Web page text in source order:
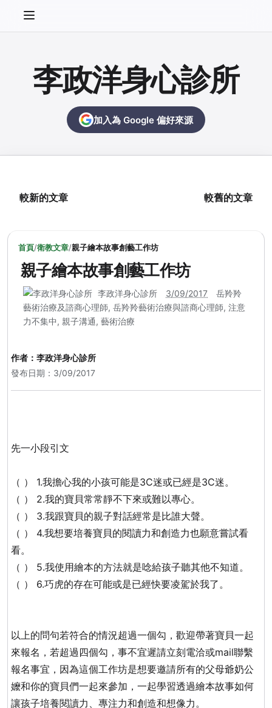
李政洋身心診所
加入為 Google 偏好來源
較新的文章 較舊的文章
首頁/衛教文章/親子繪本故事創藝工作坊
親子繪本故事創藝工作坊
李政洋身心診所 3/09/2017
岳羚羚
藝術治療及諮商心理師, 岳羚羚藝術治療與諮商心理師, 注意
力不集中, 親子溝通, 藝術治療
作者： 李政洋身心診所
發布日期：3/09/2017
先一小段引文
（ ） 1.我擔心我的小孩可能是3C迷或已經是3C迷。
（ ） 2.我的寶貝常常靜不下來或難以專心。
（ ） 3.我跟寶貝的親子對話經常是比誰大聲。
（ ） 4.我想要培養寶貝的閱讀力和創造力也願意嘗試看
看。
（ ） 5.我使用繪本的方法就是唸給孩子聽其他不知道。
（ ） 6.巧虎的存在可能或是已經快要凌駕於我了。
以上的問句若符合的情況超過一個勾，歡迎帶著寶貝一起
來報名，若超過四個勾，事不宜遲請立刻電洽或mail聯繫
報名事宜，因為這個工作坊是想要邀請所有的父母爺奶公
嬤和你的寶貝們一起來參加，一起學習透過繪本故事如何
讓孩子培養閱讀力、專注力和創造和想像力。